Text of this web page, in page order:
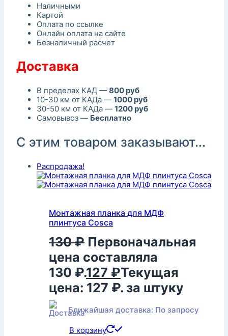
Наличными
Картой
Оплата по ссылке
Онлайн оплата на сайте
Безналичный расчет
Доставка
В пределах КАД — 800 руб
10-30 км от КАДа — 1000 руб
30-50 км от КАДа — 1200 руб
Самовывоз — Бесплатно
С этим товаром заказывают...
Распродажа!
Монтажная планка для МДФ
плинтуса Cosca
130₽ Первоначальная
цена составляла
130 ₽.127 ₽Текущая
цена: 127 ₽. за штуку
Ближайшая доставка: По запросу
В корзину